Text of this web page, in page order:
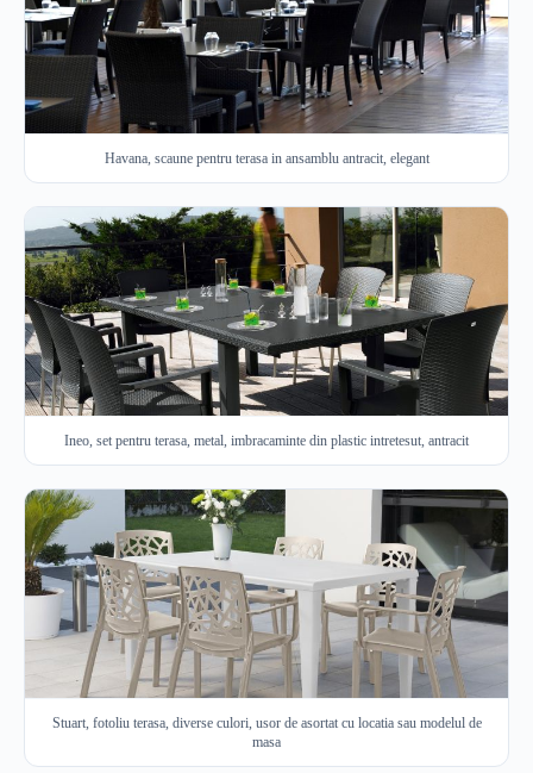
Havana, scaune pentru terasa in ansamblu antracit, elegant
Ineo, set pentru terasa, metal, imbracaminte din plastic intretesut, antracit
Stuart, fotoliu terasa, diverse culori, usor de asortat cu locatia sau modelul de
masa